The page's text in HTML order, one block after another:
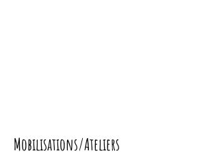
Mobilisations/Ateliers